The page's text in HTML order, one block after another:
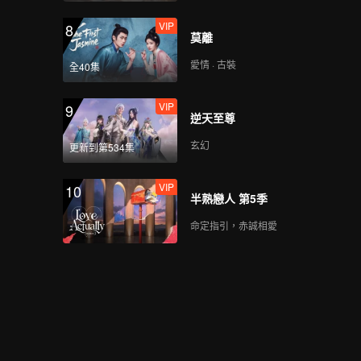
8
全40集
VIP
莫離
愛情 · 古裝
9
更新到第534集
VIP
逆天至尊
玄幻
10 VIP
半熟戀人 第5季
命定指引，赤誠相愛